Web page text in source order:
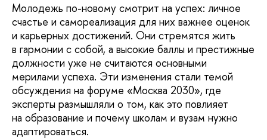
Молодежь по-новому смотрит на успех: личное
счастье и самореализация для них важнее оценок
и карьерных достижений. Они стремятся жить
в гармонии с собой, а высокие баллы и престижные
должности уже не считаются основными
мерилами успеха. Эти изменения стали темой
обсуждения на форуме «Москва 2030», где
эксперты размышляли о том, как это повлияет
на образование и почему школам и вузам нужно
адаптироваться.